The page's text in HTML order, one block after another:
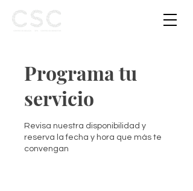
Programa tu
servicio
Revisa nuestra disponibilidad y
reserva la fecha y hora que más te
convengan